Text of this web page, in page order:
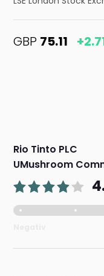
GBP 75.11
Rio Tinto PLC
UMushroom